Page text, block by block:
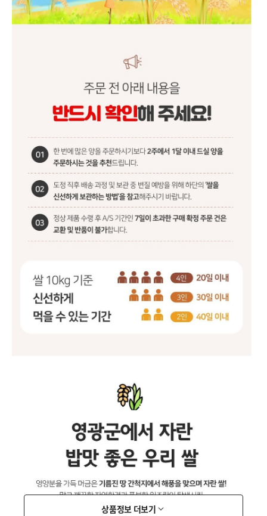
상품정보 더보기